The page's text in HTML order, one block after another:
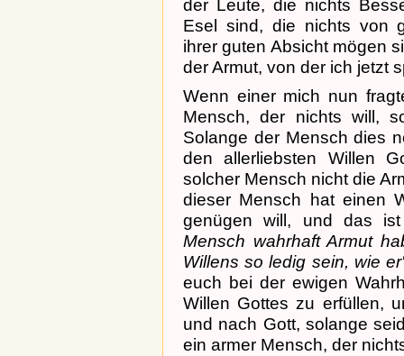
der Leute, die nichts
Esel sind, die nichts von
ihrer guten Absicht mögen
der Armut, von der ich jetzt
Wenn einer mich nun
Mensch, der nichts will,
Solange der Mensch dies
den allerliebsten Willen
solcher Mensch nicht die
dieser Mensch hat einen
genügen will, und das
Mensch wahrhaft Armut
Willens so ledig sein, wie
euch bei der ewigen
Willen Gottes zu erfüllen,
und nach Gott, solange
ein armer Mensch, der